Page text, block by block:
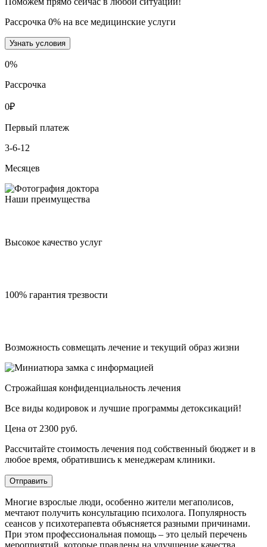
Рассрочка 0% на все медицинские услуги
Узнать условия
0%
Рассрочка
0₽
Первый платеж
3-6-12
Месяцев
Наши преимущества
Высокое качество услуг
100% гарантия трезвости
Возможность совмещать лечение и текущий образ жизни
Строжайшая конфиденциальность лечения
Все виды кодировок и лучшие программы детоксикаций!
Цена от 2300 руб.
Рассчитайте стоимость лечения под собственный бюджет и в
любое время, обратившись к менеджерам клиники.
Отправить
Многие взрослые люди, особенно жители мегаполисов,
мечтают получить консультацию психолога. Популярность
сеансов у психотерапевта объясняется разными причинами.
При этом профессиональная помощь – это целый перечень
мероприятий, которые правлены на улучшение качества